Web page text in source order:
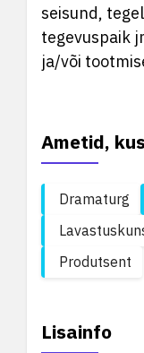
seisund,
tegevuspaik
ja/või
Ametid,
Dramaturg
Produtsent
Lisainfo